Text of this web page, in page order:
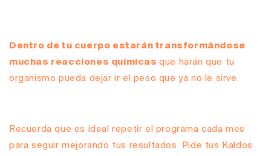
Dentro de tu cuerpo estarán transformándose
muchas reacciones químicasque harán que tu
organismo pueda dejar ir el peso que ya no le sirve.
Recuerda que es ideal repetir el programa cada mes
para seguir mejorando tus resultados. Pide tus Kaldos